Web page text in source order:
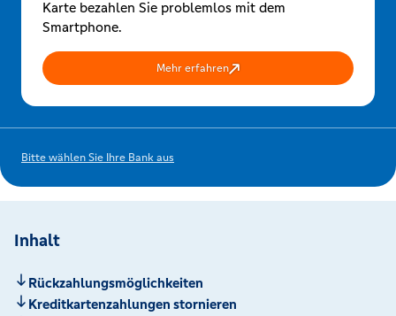
Karte bezahlen Sie problemlos mit dem
Smartphone.
Mehr erfahren
Bitte wählen Sie Ihre Bank aus
Inhalt
Rückzahlungsmöglichkeiten
Kreditkartenzahlungen stornieren